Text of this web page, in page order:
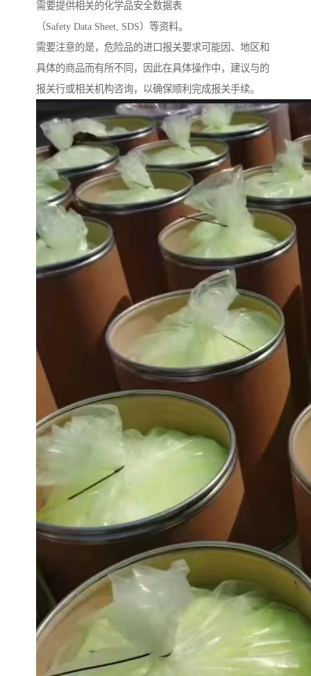
需要提供相关的化学品安全数据表
（Safety Data Sheet, SDS）等资料。
需要注意的是，危险品的进口报关要求可能因、地区和
具体的商品而有所不同，因此在具体操作中，建议与的
报关行或相关机构咨询，以确保顺利完成报关手续。